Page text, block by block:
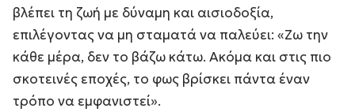
βλέπει τη ζωή με δύναμη και αισιοδοξία,
επιλέγοντας να μη σταματά να παλεύει: «Ζω την
κάθε μέρα, δεν το βάζω κάτω. Ακόμα και στις πιο
σκοτεινές εποχές, το φως βρίσκει πάντα έναν
τρόπο να εμφανιστεί».